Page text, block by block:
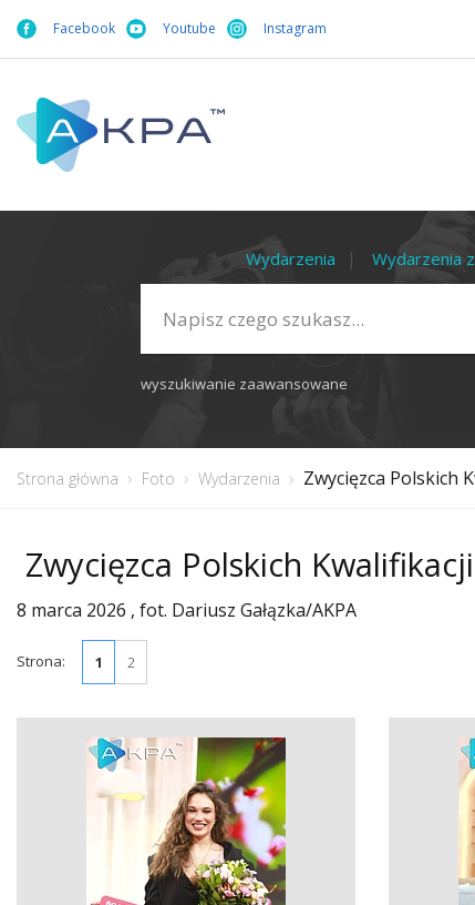
Facebook Youtube Instagram
Wydarzenia Wydarzenia
wyszukiwanie zaawansowane
Strona główna Foto Wydarzenia Zwycięzca Polskich
Zwycięzca Polskich
8 marca 2026 , fot. Dariusz Gałązka/AKPA
Strona: 1 2